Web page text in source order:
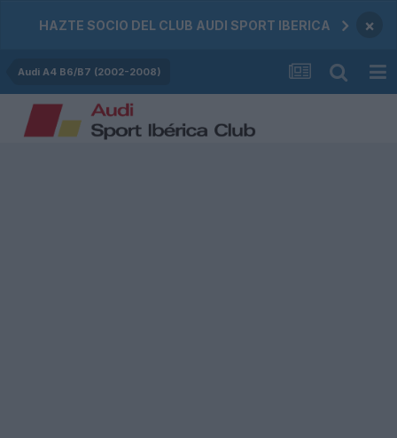
HAZTE SOCIO DEL CLUB AUDI SPORT IBERICA ×
Audi A4 B6/B7 (2002-2008)